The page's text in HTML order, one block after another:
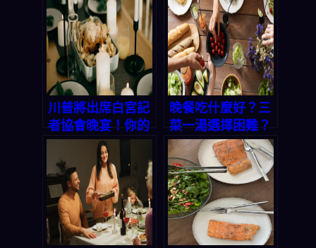
川普將出席白宮記
者協會晚宴！你的
晚餐想好了嗎？
「三餸一湯」智能
菜單讓你不再為吃
飯發愁
晚餐吃什麼好？三
菜一湯選擇困難？
AI 一鍵生成完整菜
單，讓你不再為做
飯發愁